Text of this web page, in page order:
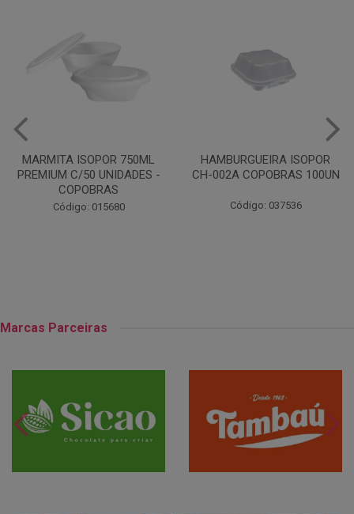
HAMBURGUEIRA ISOPOR
CH-002A COPOBRAS 100UN
Código: 037536
CAIXA PARDA PIZZA N30
OITAVADA BALUARTE C/10
Código: 001124
Marcas Parceiras